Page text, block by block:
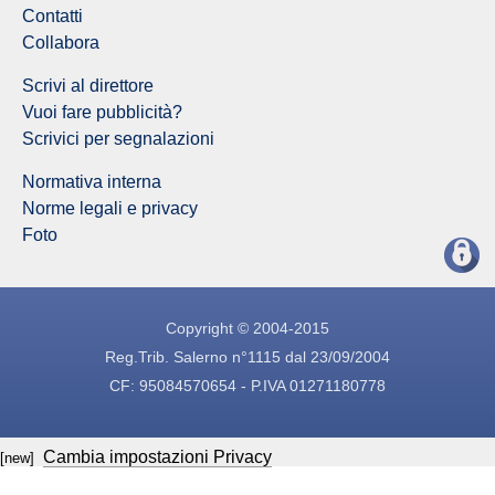
Contatti
Collabora
Scrivi al direttore
Vuoi fare pubblicità?
Scrivici per segnalazioni
Normativa interna
Norme legali e privacy
Foto
Copyright © 2004-2015
Reg.Trib. Salerno n°1115 dal 23/09/2004
CF: 95084570654 - P.IVA 01271180778
[new] Cambia impostazioni Privacy